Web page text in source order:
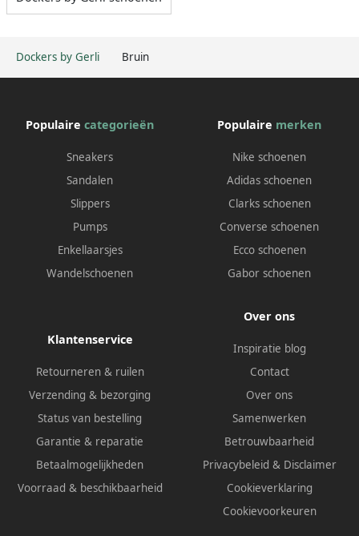
Dockers by Gerli Bruin
Populaire categorieën
Sneakers
Sandalen
Slippers
Pumps
Enkellaarsjes
Wandelschoenen
Populaire merken
Nike schoenen
Adidas schoenen
Clarks schoenen
Converse schoenen
Ecco schoenen
Gabor schoenen
Klantenservice
Retourneren & ruilen
Verzending & bezorging
Status van bestelling
Garantie & reparatie
Betaalmogelijkheden
Voorraad & beschikbaarheid
Over ons
Inspiratie blog
Contact
Over ons
Samenwerken
Betrouwbaarheid
Privacybeleid & Disclaimer
Cookieverklaring
Cookievoorkeuren